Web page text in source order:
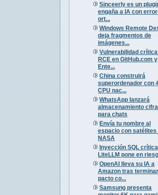
Sinceerly es un
engaña a IA con
ort...
Windows Remote
deja fragmentos de
imágenes...
Vulnerabilidad
RCE en GitHub.com y
Ente...
China construirá
superordenador con
CPU nac...
WhatsApp lanzará
almacenamiento
para chats
Envía tu nombre al
espacio con satélites
NASA
Inyección SQL
LiteLLM pone en
OpenAI lleva su IA a
Amazon tras terminar
pacto co...
Samsung presenta